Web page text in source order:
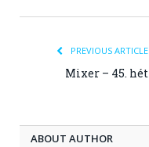
PREVIOUS ARTICLE
Mixer – 45. hét
ABOUT AUTHOR